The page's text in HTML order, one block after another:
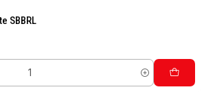
SBBRL